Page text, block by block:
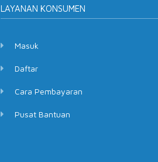
LAYANAN KONSUMEN
Masuk
Daftar
Cara Pembayaran
Pusat Bantuan